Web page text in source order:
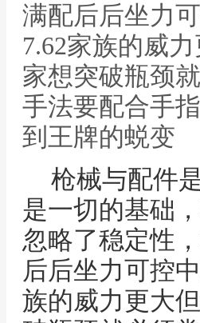
满配后后坐力
7.62家族的威
家想突破瓶颈
手法要配合手
到王牌的蜕变
枪械与配件
是一切的基础
忽略了稳定性
后后坐力可控
族的威力更大